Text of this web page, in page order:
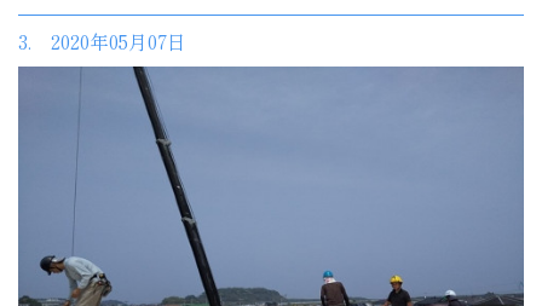
3. 2020年05月07日